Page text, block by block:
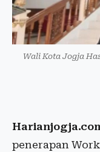
Wali Kota Jogja
penerapan